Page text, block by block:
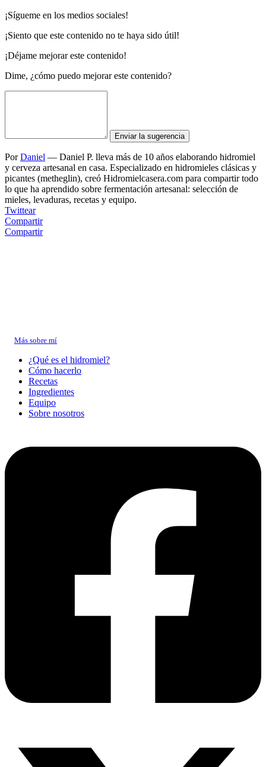
¡Sígueme en los medios sociales!
¡Siento que este contenido no te haya sido útil!
¡Déjame mejorar este contenido!
Dime, ¿cómo puedo mejorar este contenido?
Enviar la sugerencia
PorDaniel — Daniel P. lleva más de 10 años elaborando hidromiel
y cerveza artesanal en casa. Especializado en hidromieles clásicas y
picantes (metheglin), creó Hidromielcasera.com para compartir todo
lo que ha aprendido sobre fermentación artesanal: selección de
mieles, levaduras, recetas y equipo.
Twittear
Compartir
Compartir
Más sobre mí
¿Qué es el hidromiel?
Cómo hacerlo
Recetas
Ingredientes
Equipo
Sobre nosotros